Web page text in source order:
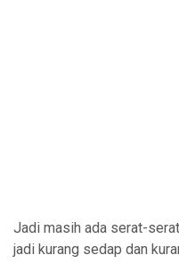
Jadi masih ada serat-
jadi kurang sedap dan